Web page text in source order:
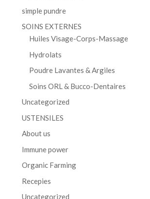
simple pundre
SOINS EXTERNES
Huiles Visage-Corps-Massage
Hydrolats
Poudre Lavantes & Argiles
Soins ORL & Bucco-Dentaires
Uncategorized
USTENSILES
About us
Immune power
Organic Farming
Recepies
Uncategorized